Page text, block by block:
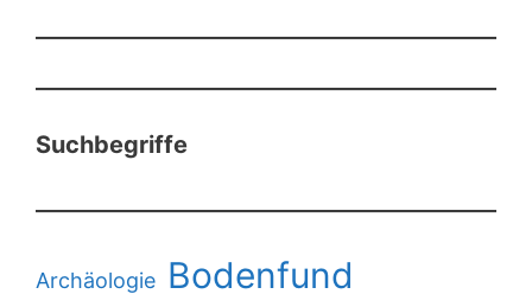
Suchbegriffe
Archäologie Bodenfund